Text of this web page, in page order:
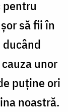
să fii în
unor
puține ori
noastră.